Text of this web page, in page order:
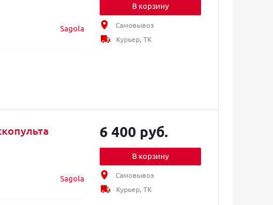
Sagola
В корзину
Самовывоз
Курьер, ТК
Sagola
6 400 руб.
В корзину
Самовывоз
Курьер, ТК